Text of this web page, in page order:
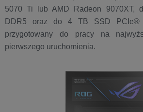
5070 Ti lub AMD Radeon 9070XT,
DDR5 oraz do 4 TB SSD
przygotowany do pracy na
pierwszego uruchomienia.